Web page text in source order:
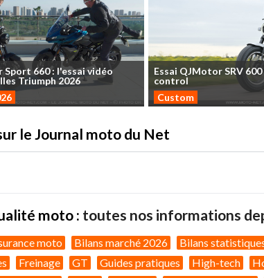
Sport 660: l'essaividéo
Triumph2026
Essai QJMotorSRV 600
control
Custom
le Journal moto du Net
moto : toutes nos informations
moto Bilans marché 2026 Bilans
Freinage GT Guides pratiques High-tech